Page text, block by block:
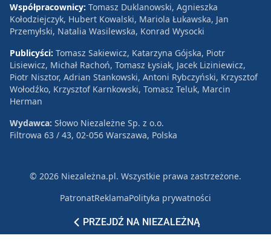
PRZEJDŹ NA NIEZALEŻNĄ
Współpracownicy: Tomasz Duklanowski, Agnieszka
Kołodziejczyk, Hubert Kowalski, Mariola Łukawska, Jan
Przemyłski, Natalia Wasilewska, Konrad Wysocki
Publicyści: Tomasz Sakiewicz, Katarzyna Gójska, Piotr
Lisiewicz, Michał Rachoń, Tomasz Łysiak, Jacek Liziniewicz,
Piotr Nisztor, Adrian Stankowski, Antoni Rybczyński, Krzysztof
Wołodźko, Krzysztof Karnkowski, Tomasz Teluk, Marcin
Herman
Wydawca: Słowo Niezależne Sp. z o.o.
Filtrowa 63 / 43, 02-056 Warszawa, Polska
© 2026 Niezależna.pl. Wszystkie prawa zastrzeżone.
PatronatReklamaPolityka prywatności